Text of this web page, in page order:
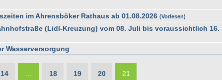
im Ahrensböker Rathaus ab 01.08.2026 Vorlesen
(Lidl-Kreuzung) vom 08. Juli bis voraussichtlich 16.
Wasserversorgung
14 18 19 20 21